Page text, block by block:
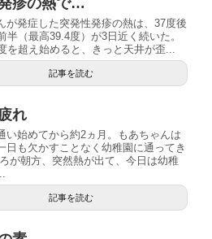
が発症した突発性発疹の熱は、37度後
半（最高39.4度）が3日近く続いた。
を超え始めると、きっと天井が歪...
記事を読む
れ
い始めてから約2ヵ月。もあちゃんは
日も欠かすことなく幼稚園に通ってき
が朝方、突然熱が出て、今日は幼稚
記事を読む